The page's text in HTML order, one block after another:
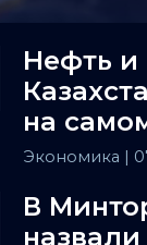
Нефть и
на
держит
Азию
Экономика |
В
назвали